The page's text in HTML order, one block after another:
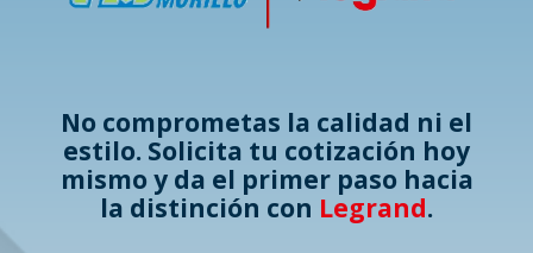
No comprometas la calidad ni el
estilo. Solicita tu cotización hoy
mismo y da el primer paso hacia
la distinción con Legrand.